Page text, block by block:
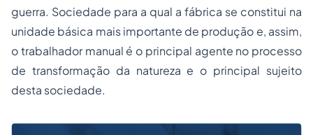
guerra. Sociedade para a qual a fábrica se constitui na
unidade básica mais importante de produção e, assim,
o trabalhador manual é o principal agente no processo
de transformação da natureza e o principal sujeito
desta sociedade.